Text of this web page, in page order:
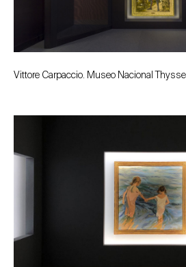
Vittore Carpaccio. Museo Nacional